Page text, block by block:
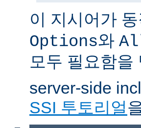
이 지시어가
Options와
모두 필요함을
server-side
SSI 투토리얼